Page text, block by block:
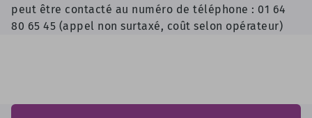
peut être contacté au numéro de téléphone : 01 64
80 65 45 (appel non surtaxé, coût selon opérateur)